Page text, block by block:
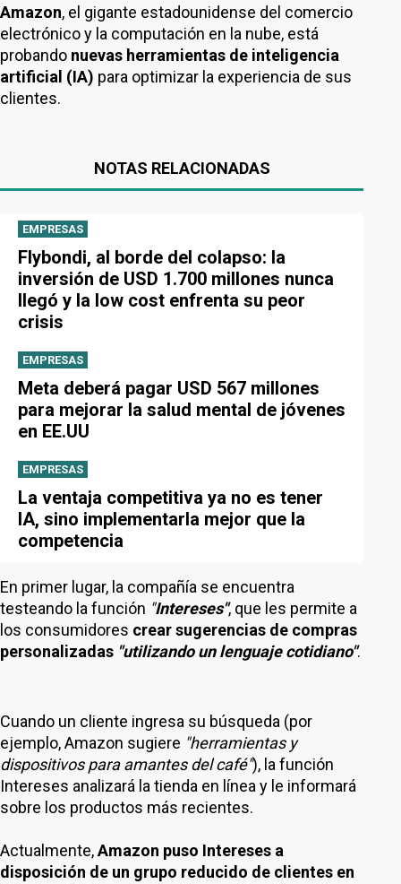
Amazon, el gigante estadounidense del comercio
electrónico y la computación en la nube, está
probando nuevas herramientas de inteligencia
artificial (IA) para optimizar la experiencia de sus
clientes.
NOTAS RELACIONADAS
EMPRESAS
Flybondi, al borde del colapso: la
inversión de USD 1.700 millones nunca
llegó y la low cost enfrenta su peor
crisis
EMPRESAS
Meta deberá pagar USD 567 millones
para mejorar la salud mental de jóvenes
en EE.UU
EMPRESAS
La ventaja competitiva ya no es tener
IA, sino implementarla mejor que la
competencia
En primer lugar, la compañía se encuentra
testeando la función "Intereses", que les permite a
los consumidores crear sugerencias de compras
personalizadas "utilizando un lenguaje cotidiano".
Cuando un cliente ingresa su búsqueda (por
ejemplo, Amazon sugiere "herramientas y
dispositivos para amantes del café"), la función
Intereses analizará la tienda en línea y le informará
sobre los productos más recientes.
Actualmente,Amazon puso Intereses a
disposición de un grupo reducido de clientes en